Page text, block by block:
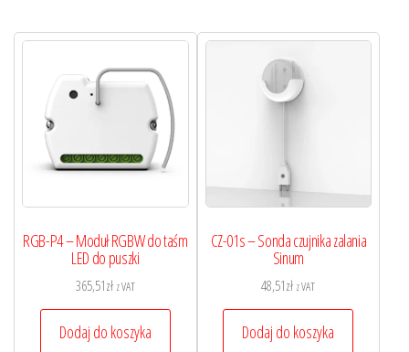
RGB-P4 – Moduł RGBW do taśm
LED do puszki
365,51zł z VAT
Dodaj do koszyka
CZ-01s – Sonda czujnika zalania
Sinum
48,51zł z VAT
Dodaj do koszyka